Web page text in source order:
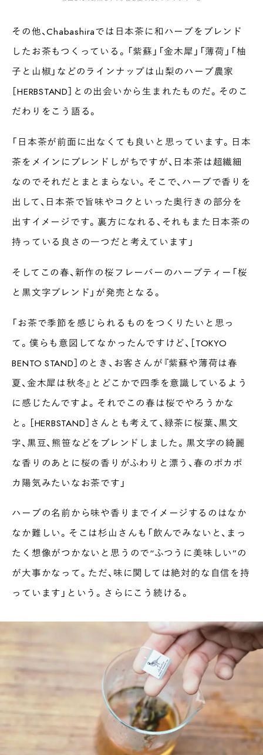
Ocha SURU? Lab.
PAUSE & INSPIRE
ファーストプレイスで、お茶を
COLUMN
その他、Chabashiraでは日本茶に和ハーブをブレンド
したお茶もつくっている。「紫蘇」「金木犀」「薄荷」「柚
子と山椒」などのラインナップは山梨のハーブ農家
［HERBSTAND］との出会いから生まれたものだ。そのこ
だわりをこう語る。
「日本茶が前面に出なくても良いと思っています。日本
茶をメインにブレンドしがちですが、日本茶は超繊細
なのでそれだとまとまらない。そこで、ハーブで香りを
出して、日本茶で旨味やコクといった奥行きの部分を
出すイメージです。裏方になれる、それもまた日本茶の
持っている良さの一つだと考えています」
そしてこの春、新作の桜フレーバーのハーブティー「桜
と黒文字ブレンド」が発売となる。
「お茶で季節を感じられるものをつくりたいと思っ
て。僕らも意図してなかったんですけど、［TOKYO
BENTO STAND］のとき、お客さんが『紫蘇や薄荷は春
夏、金木犀は秋冬』とどこかで四季を意識しているよう
に感じたんですよ。それでこの春は桜でやろうかな
と。［HERBSTAND］さんとも考えて、緑茶に桜葉、黒文
字、黒豆、熊笹などをブレンドしました。黒文字の綺麗
な香りのあとに桜の香りがふわりと漂う、春のポカポ
カ陽気みたいなお茶です」
ハーブの名前から味や香りまでイメージするのはなか
なか難しい。そこは杉山さんも「飲んでみないと、まっ
たく想像がつかないと思うので“ふつうに美味しい”の
が大事かなって。ただ、味に関しては絶対的な自信を持
っています」という。さらにこう続ける。